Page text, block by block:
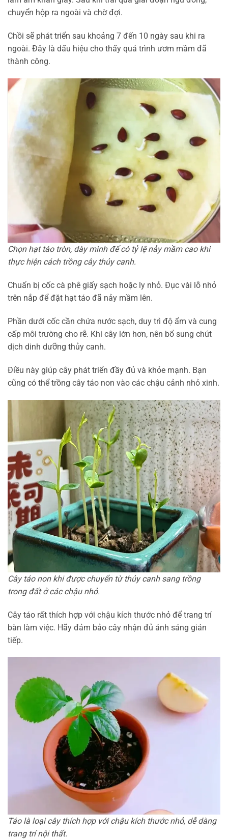
chuyển hộp ra ngoài và chờ đợi.
Chồi sẽ phát triển sau khoảng 7 đến 10 ngày sau khi ra
ngoài. Đây là dấu hiệu cho thấy quá trình ươm mầm đã
thành công.
Chọn hạt táo tròn, dày mình để có tỷ lệ nảy mầm cao khi
thực hiện cách trồng cây thủy canh.
Chuẩn bị cốc cà phê giấy sạch hoặc ly nhỏ. Đục vài lỗ nhỏ
trên nắp để đặt hạt táo đã nảy mầm lên.
Phần dưới cốc cần chứa nước sạch, duy trì độ ẩm và cung
cấp môi trường cho rễ. Khi cây lớn hơn, nên bổ sung chút
dịch dinh dưỡng thủy canh.
Điều này giúp cây phát triển đầy đủ và khỏe mạnh. Bạn
cũng có thể trồng cây táo non vào các chậu cảnh nhỏ xinh.
Cây táo non khi được chuyển từ thủy canh sang trồng
trong đất ở các chậu nhỏ.
Cây táo rất thích hợp với chậu kích thước nhỏ để trang trí
bàn làm việc. Hãy đảm bảo cây nhận đủ ánh sáng gián
tiếp.
Táo là loại cây thích hợp với chậu kích thước nhỏ, dễ dàng
trang trí nội thất.